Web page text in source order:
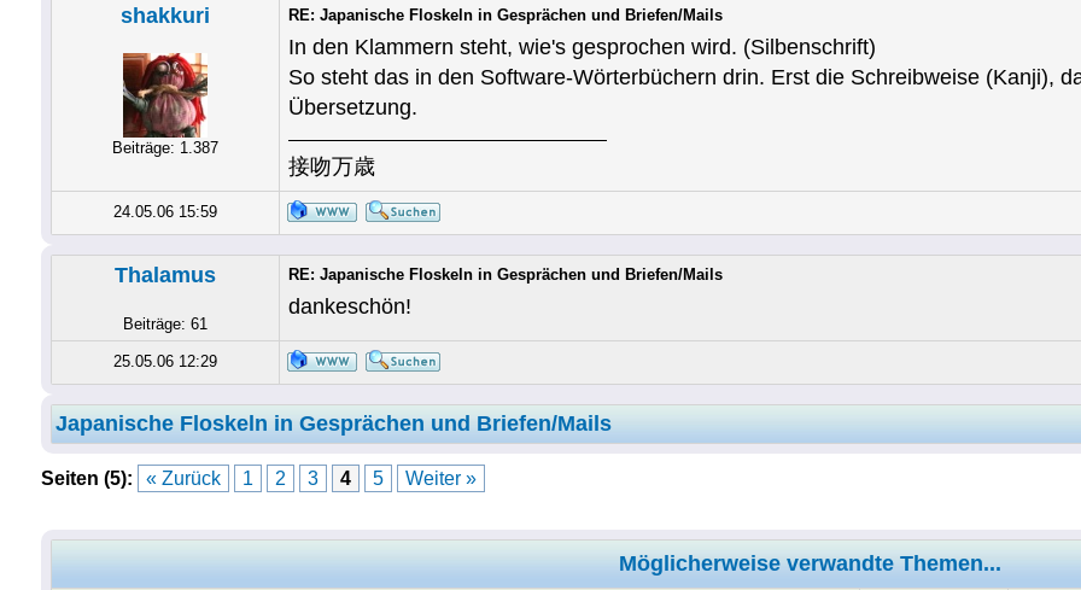
shakkuri
Beiträge: 1.387
RE: Japanische Floskeln in Gesprächen und Briefen/Mails
In den Klammern steht, wie's gesprochen wird. (Silbenschrift)
So steht das in den Software-Wörterbüchern drin. Erst die Schreibweise (Kanji),
Übersetzung.
接吻万歳
24.05.06 15:59
Thalamus
Beiträge: 61
RE: Japanische Floskeln in Gesprächen und Briefen/Mails
dankeschön!
25.05.06 12:29
Japanische Floskeln in Gesprächen und Briefen/Mails
Seiten (5): « Zurück 1 2 3 4 5 Weiter »
Möglicherweise verwandte Themen...